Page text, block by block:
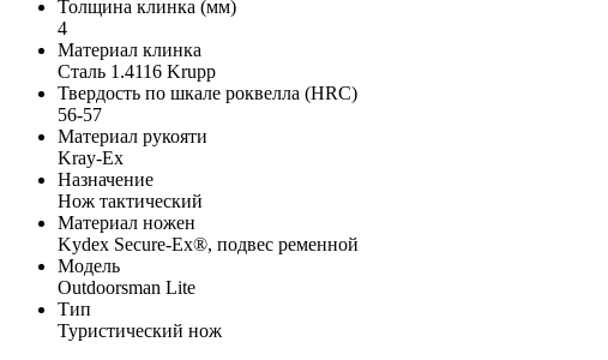
Толщина клинка (мм)
4
Материал клинка
Сталь 1.4116 Krupp
Твердость по шкале роквелла (HRC)
56-57
Материал рукояти
Kray-Ex
Назначение
Нож тактический
Материал ножен
Kydex Secure-Ex®, подвес ременной
Модель
Outdoorsman Lite
Тип
Туристический нож